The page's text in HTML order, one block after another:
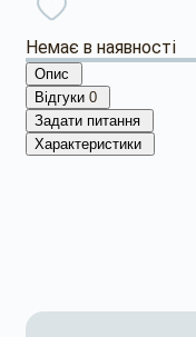
Немає в наявності
Опис
Відгуки 0
Задати питання
Характеристики